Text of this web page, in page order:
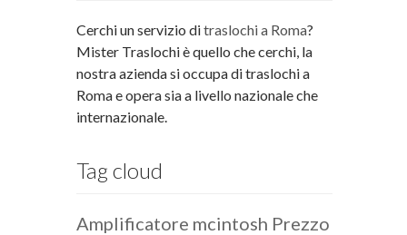
Cerchi un servizio ditraslochi a Roma?
Mister Traslochi è quello che cerchi, la
nostra azienda si occupa di traslochi a
Roma e opera sia a livello nazionale che
internazionale.
Tag cloud
Amplificatore mcintosh Prezzo